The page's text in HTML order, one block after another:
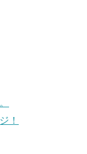
！